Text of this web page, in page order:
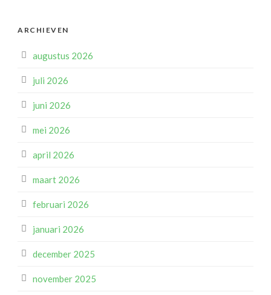
ARCHIEVEN
augustus 2026
juli 2026
juni 2026
mei 2026
april 2026
maart 2026
februari 2026
januari 2026
december 2025
november 2025